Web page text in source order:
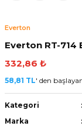
Gözü
Everton
Everton RT-
332,86 ₺
58,81 TL' den
Kategori
Marka